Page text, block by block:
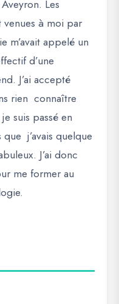
Les
venues à moi par
m’avait appelé un
d’une
J’ai accepté
rien connaître
suis passé en
j’avais quelque
J’ai donc
me former au